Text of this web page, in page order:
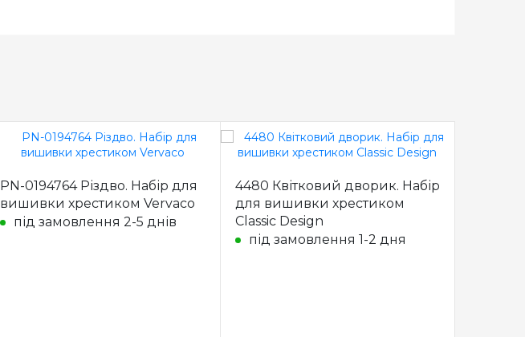
PN-0194764 Різдво. Набір для
вишивки хрестиком Vervaco
під замовлення 2-5 днів
4480 Квітковий дворик. Набір
для вишивки хрестиком
Classic Design
під замовлення 1-2 дня